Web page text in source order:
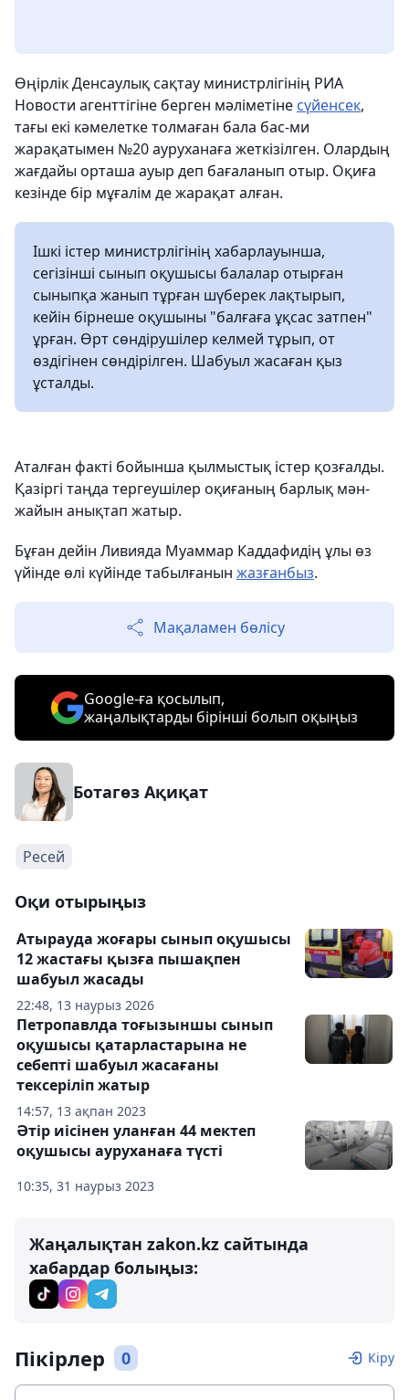
Өңірлік Денсаулық сақтау министрлігінің РИА
Новости агенттігіне берген мәліметіне сүйенсек,
тағы екі кәмелетке толмаған бала бас-ми
жарақатымен №20 ауруханаға жеткізілген. Олардың
жағдайы орташа ауыр деп бағаланып отыр. Оқиға
кезінде бір мұғалім де жарақат алған.
Ішкі істер министрлігінің хабарлауынша,
сегізінші сынып оқушысы балалар отырған
сыныпқа жанып тұрған шүберек лақтырып,
кейін бірнеше оқушыны "балғаға ұқсас затпен"
ұрған. Өрт сөндірушілер келмей тұрып, от
өздігінен сөндірілген. Шабуыл жасаған қыз
ұсталды.
Аталған факті бойынша қылмыстық істер қозғалды.
Қазіргі таңда тергеушілер оқиғаның барлық мән-
жайын анықтап жатыр.
Бұған дейін Ливияда Муаммар Каддафидің ұлы өз
үйінде өлі күйінде табылғанын жазғанбыз.
Мақаламен бөлісу
Google-ға қосылып,
жаңалықтарды бірінші болып оқыңыз
Ботагөз Ақиқат
Ресей
Оқи отырыңыз
22:48, 13 наурыз 2026
Атырауда жоғары сынып оқушысы
12 жастағы қызға пышақпен
шабуыл жасады
14:57, 13 ақпан 2023
Петропавлда тоғызыншы сынып
оқушысы қатарластарына не
себепті шабуыл жасағаны
тексеріліп жатыр
10:35, 31 наурыз 2023
Әтір иісінен уланған 44 мектеп
оқушысы ауруханаға түсті
Жаңалықтан zakon.kz сайтында
хабардар болыңыз:
Пікірлер 0 Кіру